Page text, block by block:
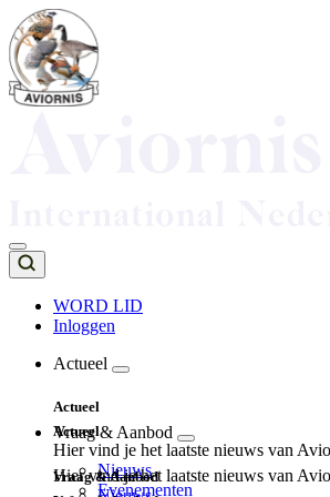
Overslaan
en
naar
de
inhoud
Top
navigation
WORD LID
Inloggen
navigation
Actueel
Actueel
Hier vind je het laatste nieuws van
Nieuws
Evenementen
Actueel
Hier vind je het laatste nieuws van
Vraag & Aanbod
Vraag & Aanbod